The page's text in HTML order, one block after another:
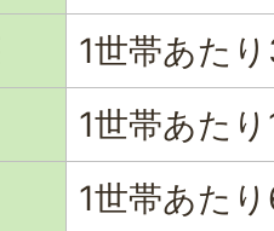
1世帯あた
1世帯あた
1世帯あた